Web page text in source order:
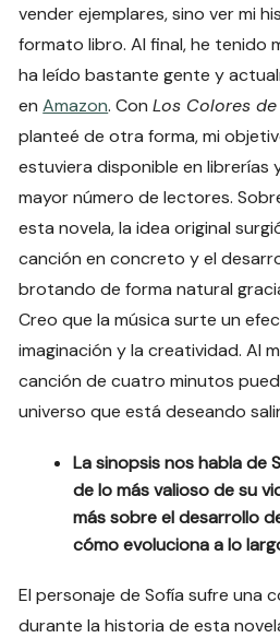
vender ejemplares, sino ver mi
formato libro. Al final, he tenido
ha leído bastante gente y
enAmazon. ConLos Colores
planteé de otra forma, mi
estuviera disponible en librerías
mayor número de lectores.
esta novela, la idea original
canción en concreto y el
brotando de forma natural
Creo que la música surte un
imaginación y la creatividad. Al
canción de cuatro minutos
universo que está deseando
La sinopsis nos habla de
de lo más valioso de su
más sobre el desarrollo
cómo evoluciona a lo
El personaje de Sofía sufre una
durante la historia de esta